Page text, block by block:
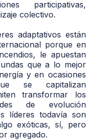
participativas,
colectivo.
adaptativos están
porque en
le apuestan
que a lo mejor
y en ocasiones
se capitalizan
transformar los
de evolución
líderes todavía son
exóticas, sí, pero
agregado.